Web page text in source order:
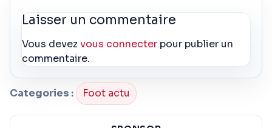
Laisser un commentaire
Vous devezvous connecter pour publier un
commentaire.
Categories : Foot actu